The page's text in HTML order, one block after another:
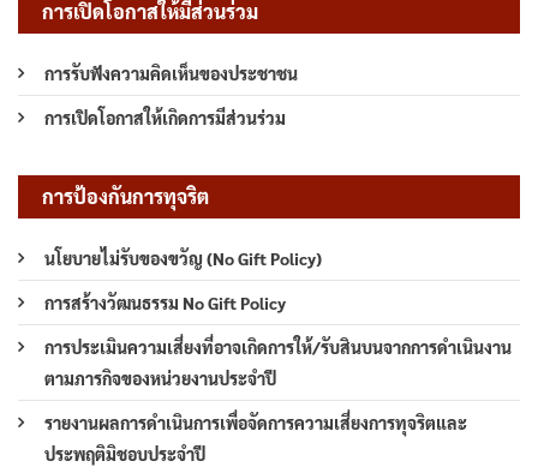
การเปิดโอกาสให้มีส่วนร่วม
การรับฟังความคิดเห็นของประชาชน
การเปิดโอกาสให้เกิดการมีส่วนร่วม
การป้องกันการทุจริต
นโยบายไม่รับของขวัญ (No Gift Policy)
การสร้างวัฒนธรรม No Gift Policy
การประเมินความเสี่ยงที่อาจเกิดการให้/รับสินบนจากการดำเนินงาน
ตามภารกิจของหน่วยงานประจำปี
รายงานผลการดำเนินการเพื่อจัดการความเสี่ยงการทุจริตและ
ประพฤติมิชอบประจำปี